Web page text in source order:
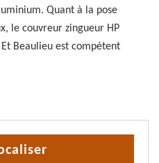
Quant à la pose
le couvreur zingueur HP
Beaulieu est compétent